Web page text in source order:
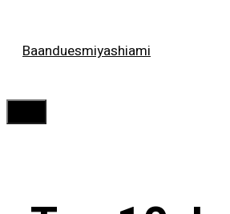
Baanduesmiyashiami